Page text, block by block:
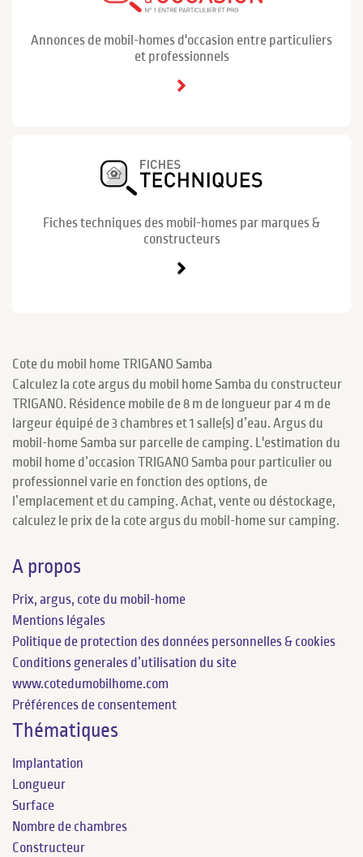
Annonces de mobil-homes d'occasion entre particuliers
et professionnels
Fiches techniques des mobil-homes par marques &
constructeurs
Cote du mobil home TRIGANO Samba
Calculez la cote argus du mobil home Samba du constructeur
TRIGANO. Résidence mobile de 8 m de longueur par 4 m de
largeur équipé de 3 chambres et 1 salle(s) d’eau. Argus du
mobil-home Samba sur parcelle de camping. L'estimation du
mobil home d’occasion TRIGANO Samba pour particulier ou
professionnel varie en fonction des options, de
l’emplacement et du camping. Achat, vente ou déstockage,
calculez le prix de la cote argus du mobil-home sur camping.
A propos
Prix, argus, cote du mobil-home
Mentions légales
Politique de protection des données personnelles & cookies
Conditions generales d’utilisation du site
www.cotedumobilhome.com
Préférences de consentement
Thématiques
Implantation
Longueur
Surface
Nombre de chambres
Constructeur